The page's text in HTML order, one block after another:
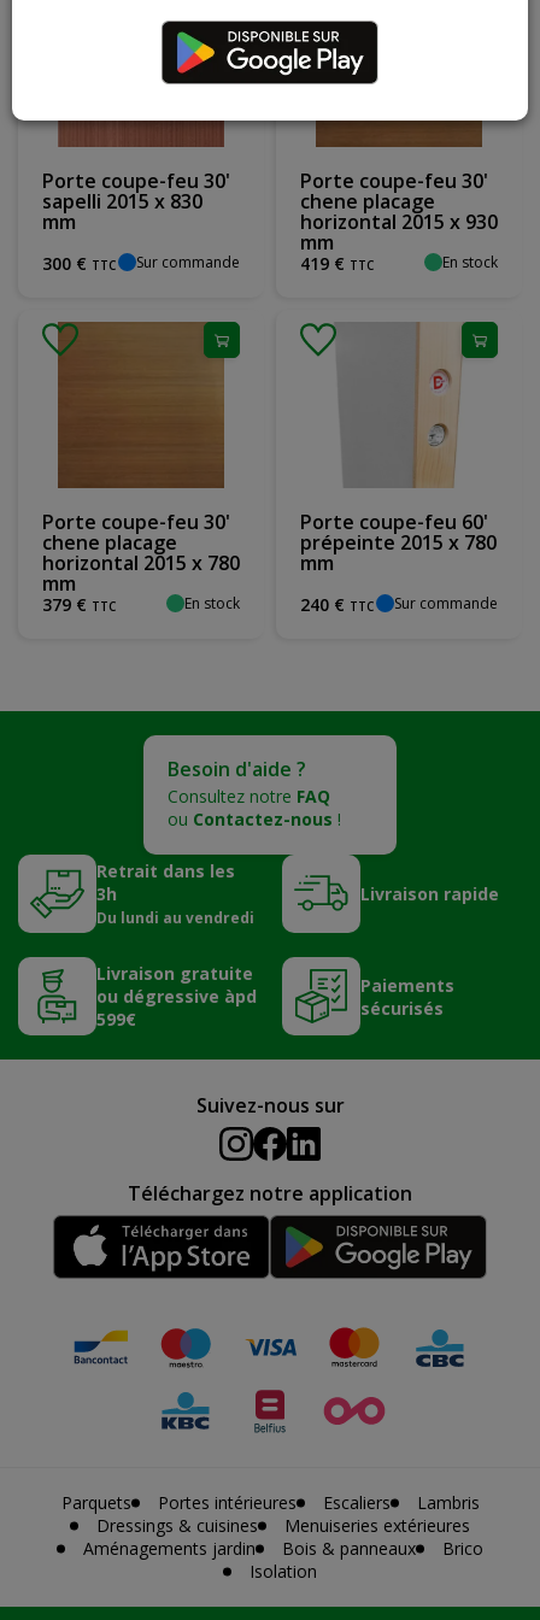
Porte coupe-feu 30'
sapelli 2015 x 830
mm
300 € TTC Sur commande
Porte coupe-feu 30'
chene placage
horizontal 2015 x 930
mm
419 € TTC En stock
Porte coupe-feu 30'
chene placage
horizontal 2015 x 780
mm
379 € TTC En stock
Porte coupe-feu 60'
prépeinte 2015 x 780
mm
240 € TTC Sur commande
Besoin d'aide ?
Consultez notre FAQ
ou Contactez-nous !
Retrait dans les
3h
Du lundi au vendredi
Livraison rapide
Livraison gratuite
ou dégressive àpd
599€
Paiements
sécurisés
Suivez-nous sur
Téléchargez notre application
Parquets Portes intérieures Escaliers
Lambris
Dressings & cuisines
Menuiseries extérieures
Aménagements jardin
Bois & panneaux
Brico
Isolation